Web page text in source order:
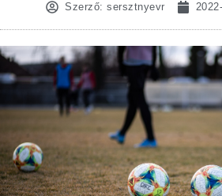
Szerző: sersztnyevr